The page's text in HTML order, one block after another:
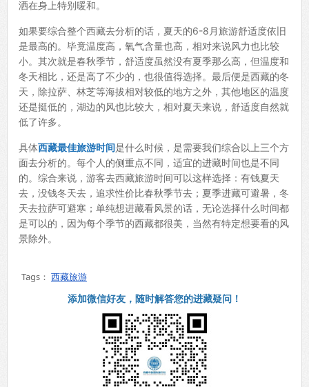
洒在身上特别暖和。
如果要综合整个西藏去分析的话，夏天的6-8月旅游舒适度依旧
是最高的。毕竟温度高，氧气含量也高，相对来说风力也比较
小。其次就是春秋季节，舒适度虽然没有夏季那么高，但温度和
冬天相比，还是高了不少的，也很值得选择。最后便是西藏的冬
天，除拉萨、林芝等海拔相对较低的地方之外，其他地区的温度
还是挺低的，湖边的风也比较大，相对夏天来说，舒适度自然就
低了许多。
具体西藏最佳旅游时间是什么时候，是需要我们综合以上三个方
面去分析的。每个人的侧重点不同，适宜的进藏时间也是不同
的。综合来说，游客去西藏旅游时间可以这样选择：有钱夏天
去，没钱冬天去，追求性价比春秋季节去；夏季进藏可避暑，冬
天去拉萨可避寒；单纯想进藏看风景的话，无论选择什么时间都
是可以的，因为每个季节的西藏都很美，当然有特定想要看的风
景除外。
Tags： 西藏旅游
添加微信好友，随时解答您的进藏疑问！